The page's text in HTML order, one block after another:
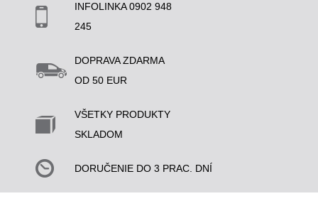
INFOLINKA 0902 948
245
DOPRAVA ZDARMA
OD 50 EUR
VŠETKY PRODUKTY
SKLADOM
DORUČENIE DO 3 PRAC. DNÍ